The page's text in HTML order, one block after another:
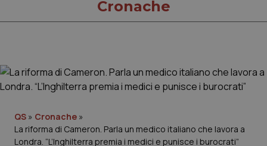
Governo e Parlamento
Cronache
QS » Cronache »
La riforma di Cameron. Parla un medico italiano che lavora a
Londra. “L’Inghilterra premia i medici e punisce i burocrati”